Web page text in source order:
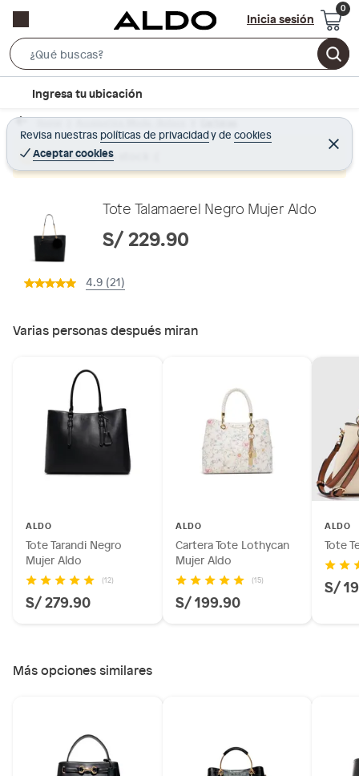
Inicia sesión
e
r
c
B
r
c
t
n
Ingresa tu ubicación
Revisa nuestras políticas de privacidadyde cookies
Aceptar cookies
C
e
r
Home Accesorios Moda - Bolsos Carteras
Producto sin stock :(
Tote Talamaerel Negro Mujer Aldo
S/ 229.90
4.9 (21)
Varias personas después miran
ALDO
Tote Tarandi Negro
Mujer Aldo
(12)
S/ 279.90
ALDO
Cartera Tote Lothycan
Mujer Aldo
(15)
S/ 199.90
ALDO
Tote
S/
Más opciones similares